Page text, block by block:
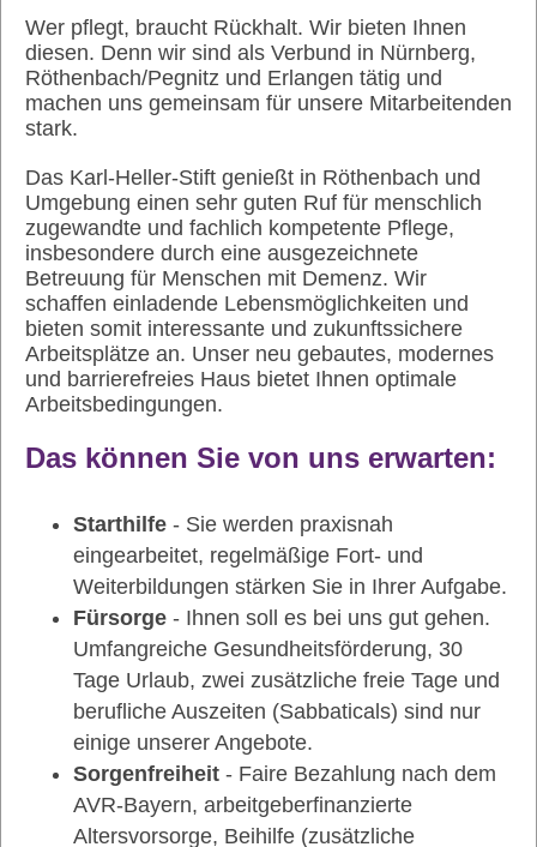
Wer pflegt, braucht Rückhalt. Wir bieten Ihnen
diesen. Denn wir sind als Verbund in Nürnberg,
Röthenbach/Pegnitz und Erlangen tätig und
machen uns gemeinsam für unsere Mitarbeitenden
stark.
Das Karl-Heller-Stift genießt in Röthenbach und
Umgebung einen sehr guten Ruf für menschlich
zugewandte und fachlich kompetente Pflege,
insbesondere durch eine ausgezeichnete
Betreuung für Menschen mit Demenz. Wir
schaffen einladende Lebensmöglichkeiten und
bieten somit interessante und zukunftssichere
Arbeitsplätze an. Unser neu gebautes, modernes
und barrierefreies Haus bietet Ihnen optimale
Arbeitsbedingungen.
Das können Sie von uns erwarten:
Starthilfe - Sie werden praxisnah
eingearbeitet, regelmäßige Fort- und
Weiterbildungen stärken Sie in Ihrer Aufgabe.
Fürsorge - Ihnen soll es bei uns gut gehen.
Umfangreiche Gesundheitsförderung, 30
Tage Urlaub, zwei zusätzliche freie Tage und
berufliche Auszeiten (Sabbaticals) sind nur
einige unserer Angebote.
Sorgenfreiheit - Faire Bezahlung nach dem
AVR-Bayern, arbeitgeberfinanzierte
Altersvorsorge, Beihilfe (zusätzliche